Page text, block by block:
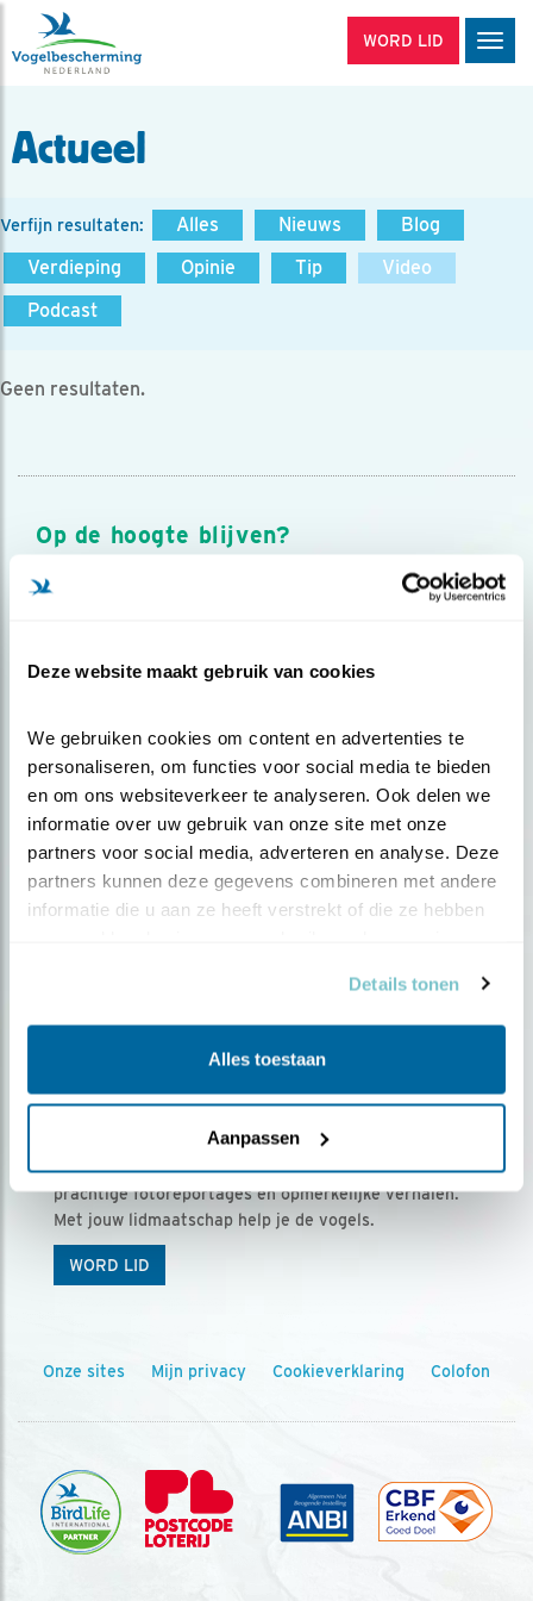
Deze website maakt gebruik van cookies
We gebruiken cookies om content en advertenties te
personaliseren, om functies voor social media te bieden
en om ons websiteverkeer te analyseren. Ook delen we
informatie over uw gebruik van onze site met onze
partners voor social media, adverteren en analyse. Deze
partners kunnen deze gegevens combineren met andere
informatie die u aan ze heeft verstrekt of die ze hebben
Details tonen
Alles toestaan
Aanpassen
WORD LID
Actueel
Verfijn resultaten: Alles Nieuws
Blog
Verdieping
Opinie Tip
Video
Podcast
Geen resultaten.
Op de hoogte blijven?
Meld je aan en ontvang nieuws, inspiratie, acties en tips
over vogels en activiteiten van Vogelbescherming.
Ontvang 5 x Vogels voor € 36,00 per jaar
Vogels is het tijdschrift voor onze leden, met
prachtige fotoreportages en opmerkelijke verhalen.
Met jouw lidmaatschap help je de vogels.
WORD LID
Onze sites Mijn privacy Cookieverklaring Colofon